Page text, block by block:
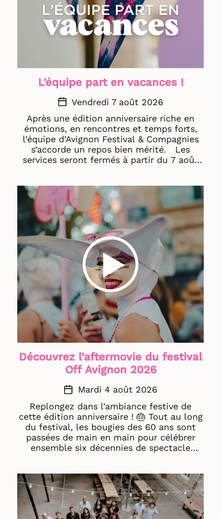
L'équipe part en vacances !
Vendredi 7 août 2026
Après une édition anniversaire riche en
émotions, en rencontres et temps forts,
l’équipe d’Avignon Festival & Compagnies
s’accorde un repos bien mérité. Les
services seront fermés à partir du 7 août
publics Rendez-vous à la rentrée pour
préparer ensemble l’édition 2027 du
festival Off Avignon ! Très bel été à vous
et à bientôt ! ☀️ © AF&C - Violaine Plagne
Découvrez l’aftermovie du festival
Off Avignon 2026
Mardi 4 août 2026
Replongez dans l’ambiance festive de
cette édition anniversaire ! 🎂 Tout au long
du festival, les bougies des 60 ans sont
passées de main en main pour célébrer
ensemble six décennies de spectacle
💛 Bon visionnage ! 🍿 Aftermovie © Jean-
Paul Abjean Salcedo (hirohume.com)